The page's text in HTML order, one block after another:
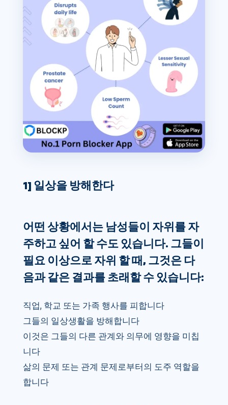
1] 일상을 방해한다
어떤 상황에서는 남성들이 자위를 자
주하고 싶어 할 수도 있습니다. 그들이
필요 이상으로 자위 할 때, 그것은 다
음과 같은 결과를 초래할 수 있습니다:
직업, 학교 또는 가족 행사를 피합니다
그들의 일상생활을 방해합니다
이것은 그들의 다른 관계와 의무에 영향을 미칩
니다
삶의 문제 또는 관계 문제로부터의 도주 역할을
합니다